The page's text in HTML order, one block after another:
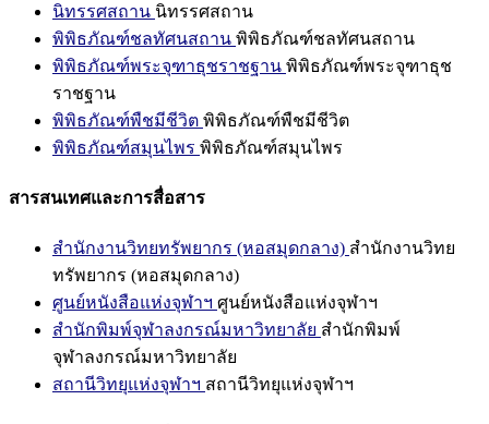
นิทรรศสถาน นิทรรศสถาน
พิพิธภัณฑ์ชลทัศนสถาน พิพิธภัณฑ์ชลทัศนสถาน
พิพิธภัณฑ์พระจุฑาธุชราชฐาน พิพิธภัณฑ์พระจุฑาธุช
ราชฐาน
พิพิธภัณฑ์พืชมีชีวิต พิพิธภัณฑ์พืชมีชีวิต
พิพิธภัณฑ์สมุนไพร พิพิธภัณฑ์สมุนไพร
สารสนเทศและการสื่อสาร
สำนักงานวิทยทรัพยากร (หอสมุดกลาง) สำนักงานวิทย
ทรัพยากร (หอสมุดกลาง)
ศูนย์หนังสือแห่งจุฬาฯ ศูนย์หนังสือแห่งจุฬาฯ
สำนักพิมพ์จุฬาลงกรณ์มหาวิทยาลัย สำนักพิมพ์
จุฬาลงกรณ์มหาวิทยาลัย
สถานีวิทยุแห่งจุฬาฯ สถานีวิทยุแห่งจุฬาฯ